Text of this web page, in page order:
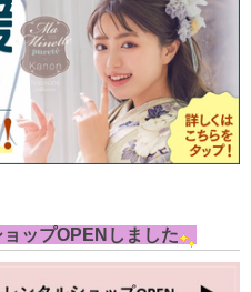
ップOPENしました